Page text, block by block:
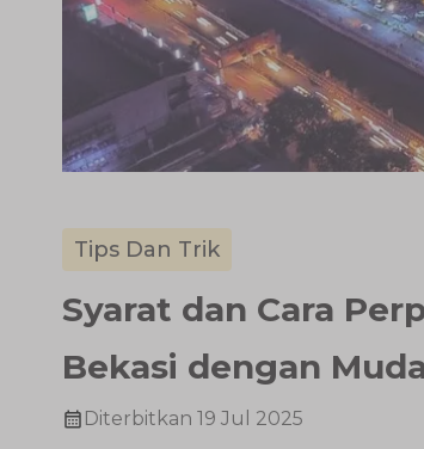
Tips Dan Trik
Syarat dan Cara
Bekasi dengan
Diterbitkan 19 Jul 2025